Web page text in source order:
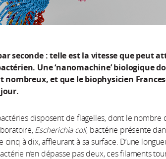
seconde : telle est la vitesse que peut
Une ‘nanomachine’ biologique
nombreux, et que le biophysicien
jour.
disposent de flagelles, dont le nombre
Escherichia coli, bactérie présente
cinq à dix, affleurant à sa surface. D’une
n’en dépasse pas deux, ces filaments